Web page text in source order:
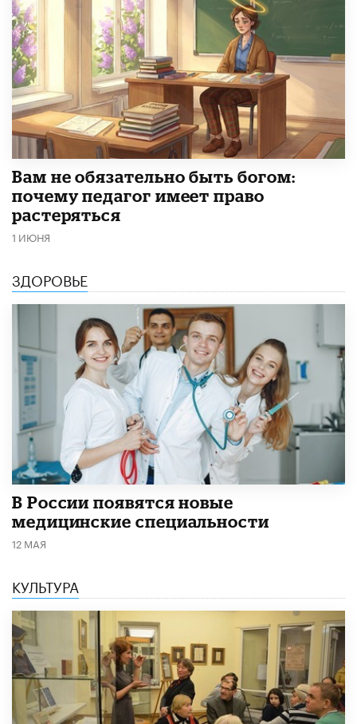
​Вам не обязательно быть богом:
почему педагог имеет право
растеряться
1 ИЮНЯ
ЗДОРОВЬЕ
В России появятся новые
медицинские специальности
12 МАЯ
КУЛЬТУРА